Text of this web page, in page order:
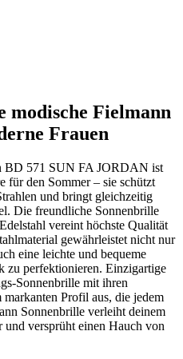
modische Fielmann
Frauen
BD 571 SUN FA JORDAN ist
für den Sommer – sie schützt
und bringt gleichzeitig
Die freundliche Sonnenbrille
vereint höchste Qualität
gewährleistet nicht nur
eine leichte und bequeme
zu perfektionieren. Einzigartige
Sonnenbrille mit ihren
Profil aus, die jedem
Sonnenbrille verleiht deinem
und versprüht einen Hauch von